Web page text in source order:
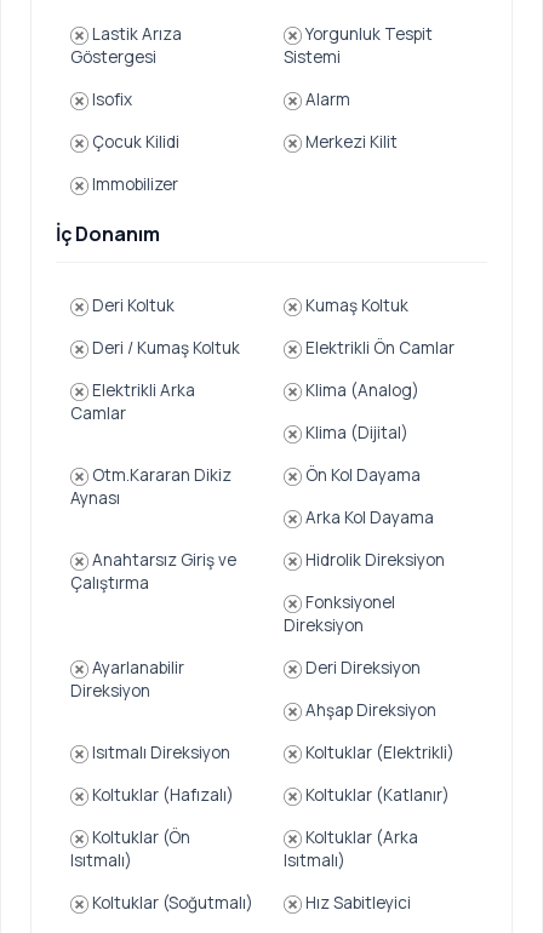
Lastik Arıza
Göstergesi
Yorgunluk Tespit
Sistemi
Isofix
Alarm
Çocuk Kilidi
Merkezi Kilit
Immobilizer
İç Donanım
Deri Koltuk
Kumaş Koltuk
Deri / Kumaş Koltuk
Elektrikli Ön Camlar
Elektrikli Arka
Camlar
Klima (Analog)
Klima (Dijital)
Otm.Kararan Dikiz
Aynası
Ön Kol Dayama
Arka Kol Dayama
Anahtarsız Giriş ve
Çalıştırma
Hidrolik Direksiyon
Fonksiyonel
Direksiyon
Ayarlanabilir
Direksiyon
Deri Direksiyon
Ahşap Direksiyon
Isıtmalı Direksiyon
Koltuklar (Elektrikli)
Koltuklar (Hafızalı)
Koltuklar (Katlanır)
Koltuklar (Ön
Isıtmalı)
Koltuklar (Arka
Isıtmalı)
Koltuklar (Soğutmalı)
Hız Sabitleyici